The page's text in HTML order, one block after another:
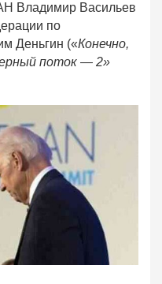
Владимир Васильев
по
Деньгин («Конечно,
поток — 2»